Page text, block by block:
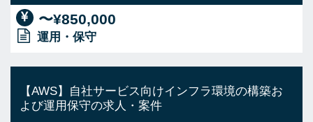
〜¥850,000
運用・保守
【AWS】自社サービス向けインフラ環境の構築お
よび運用保守の求人・案件